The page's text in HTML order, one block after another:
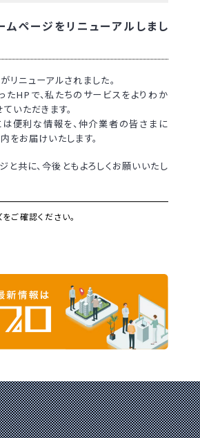
ムページをリニューアルしまし
リニューアルされました。
たHPで、私たちのサービスをよりわか
いただきます。
便利な情報を、仲介業者の皆さまに
をお届けいたします。
と共に、今後ともよろしくお願いいたし
ご確認ください。